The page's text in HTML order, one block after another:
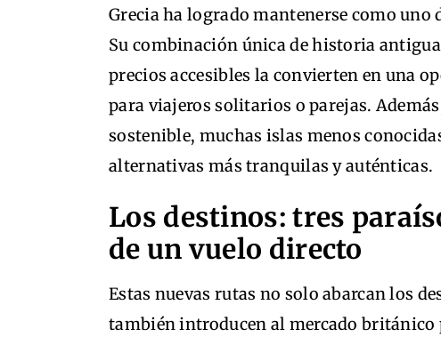
Grecia ha logrado mantenerse como uno
Su combinación única de historia
precios accesibles la convierten en una
para viajeros solitarios o parejas.
sostenible, muchas islas menos
alternativas más tranquilas y auténticas.
Los destinos: tres
de un vuelo directo
Estas nuevas rutas no solo abarcan los
también introducen al mercado